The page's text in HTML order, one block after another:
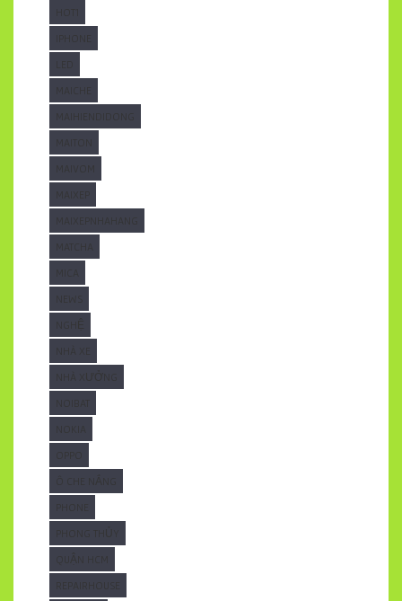
HOT1
MAICHE
MAIHIENDIDONG
MAITON
MAIVOM
MAIXEP
MAIXEPNHAHANG
MATCHA
MICA
NGHỆ
NHÀ XE
NHÀ XƯỞNG
NOIBAT
NOKIA
PHONG THỦY
REPAIRHOUSE